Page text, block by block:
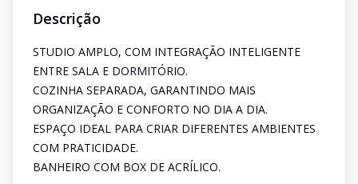
Descrição
STUDIO AMPLO, COM INTEGRAÇÃO INTELIGENTE
ENTRE SALA E DORMITÓRIO.
COZINHA SEPARADA, GARANTINDO MAIS
ORGANIZAÇÃO E CONFORTO NO DIA A DIA.
ESPAÇO IDEAL PARA CRIAR DIFERENTES AMBIENTES
COM PRATICIDADE.
BANHEIRO COM BOX DE ACRÍLICO.